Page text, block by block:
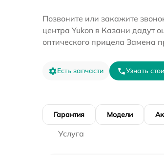
Позвоните или закажите
центра Yukon в Казани дадут
оптического прицела Замена
Есть запчасти Узнать
Гарантия Модели
Услуга